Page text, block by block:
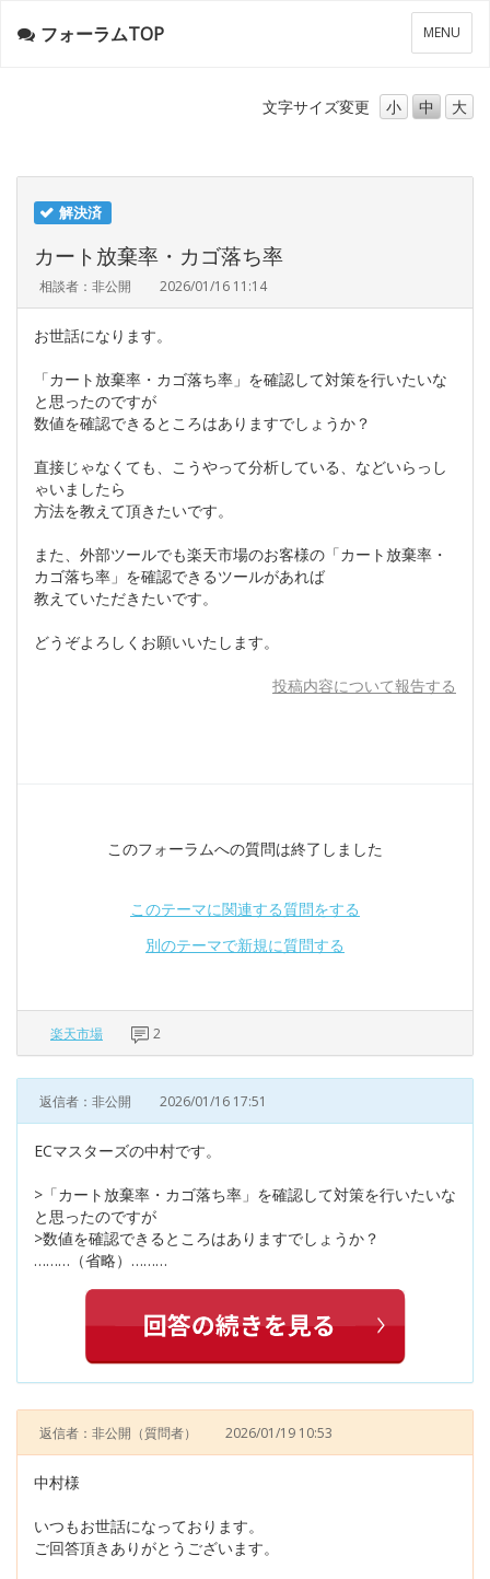
メ
ニ
ー
MENU
フォーラムTOP
文字サイズ変更 小 中 大
解決済
カート放棄率・カゴ落ち率
相談者：非公開 2026/01/16 11:14
お世話になります。
「カート放棄率・カゴ落ち率」を確認して対策を行いたいな
と思ったのですが
数値を確認できるところはありますでしょうか？
直接じゃなくても、こうやって分析している、などいらっし
ゃいましたら
方法を教えて頂きたいです。
また、外部ツールでも楽天市場のお客様の「カート放棄率・
カゴ落ち率」を確認できるツールがあれば
教えていただきたいです。
どうぞよろしくお願いいたします。
投稿内容について報告する
このフォーラムへの質問は終了しました
このテーマに関連する質問をする
別のテーマで新規に質問する
楽天市場 2
返信者：非公開 2026/01/16 17:51
ECマスターズの中村です。
>「カート放棄率・カゴ落ち率」を確認して対策を行いたいな
と思ったのですが
>数値を確認できるところはありますでしょうか？
………（省略）………
返信者：非公開 （質問者） 2026/01/19 10:53
中村様
いつもお世話になっております。
ご回答頂きありがとうございます。